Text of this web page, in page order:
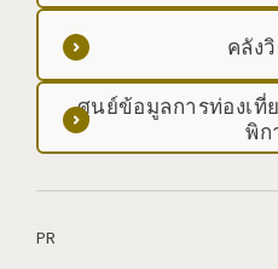
คลัง
ศูนย์ข้อมูลการท่องเที่
พิก
PR